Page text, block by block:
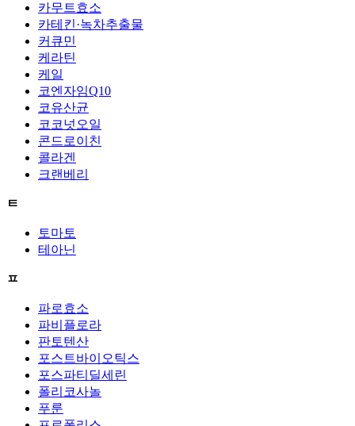
카무트효소
카테킨·녹차추출물
커큐민
케라틴
케일
코엔자임Q10
코유산균
코코넛오일
콘드로이친
콜라겐
크랜베리
ㅌ
토마토
테아닌
ㅍ
파로효소
파비플로라
판토텐산
포스트바이오틱스
포스파티딜세린
폴리코사놀
푸룬